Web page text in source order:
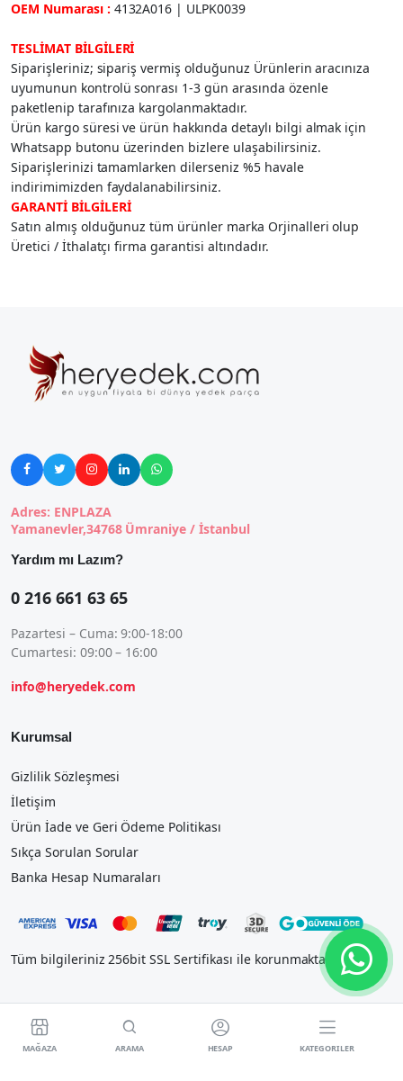
OEM Numarası : 4132A016 | ULPK0039
TESLİMAT BİLGİLERİ
Siparişleriniz; sipariş vermiş olduğunuz Ürünlerin aracınıza
uyumunun kontrolü sonrası 1-3 gün arasında özenle
paketlenip tarafınıza kargolanmaktadır.
Ürün kargo süresi ve ürün hakkında detaylı bilgi almak için
Whatsapp butonu üzerinden bizlere ulaşabilirsiniz.
Siparişlerinizi tamamlarken dilerseniz %5 havale
indirimimizden faydalanabilirsiniz.
GARANTİ BİLGİLERİ
Satın almış olduğunuz tüm ürünler marka Orjinalleri olup
Üretici / İthalatçı firma garantisi altındadır.
    
Adres: ENPLAZA
Yamanevler,34768 Ümraniye / İstanbul
Yardım mı Lazım?
0 216 661 63 65
Pazartesi – Cuma: 9:00-18:00
Cumartesi: 09:00 – 16:00
info@heryedek.com
Kurumsal
Gizlilik Sözleşmesi
İletişim
Ürün İade ve Geri Ödeme Politikası
Sıkça Sorulan Sorular
Banka Hesap Numaraları
Tüm bilgileriniz 256bit SSL Sertifikası ile korunmaktadır.

MAĞAZA

ARAMA

HESAP

KATEGORILER